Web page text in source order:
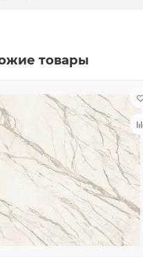
товары